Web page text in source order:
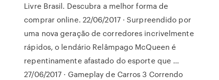
Livre Brasil. Descubra a melhor forma de
comprar online. 22/06/2017 · Surpreendido por
uma nova geração de corredores incrivelmente
rápidos, o lendário Relâmpago McQueen é
repentinamente afastado do esporte que …
27/06/2017 · Gameplay de Carros 3 Correndo